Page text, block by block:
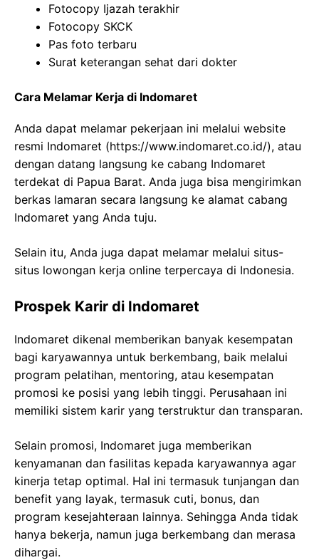
Fotocopy Ijazah terakhir
Fotocopy SKCK
Pas foto terbaru
Surat keterangan sehat dari dokter
Cara Melamar Kerja di Indomaret
Anda dapat melamar pekerjaan ini melalui website
resmi Indomaret (https://www.indomaret.co.id/), atau
dengan datang langsung ke cabang Indomaret
terdekat di Papua Barat. Anda juga bisa mengirimkan
berkas lamaran secara langsung ke alamat cabang
Indomaret yang Anda tuju.
Selain itu, Anda juga dapat melamar melalui situs-
situs lowongan kerja online terpercaya di Indonesia.
Prospek Karir di Indomaret
Indomaret dikenal memberikan banyak kesempatan
bagi karyawannya untuk berkembang, baik melalui
program pelatihan, mentoring, atau kesempatan
promosi ke posisi yang lebih tinggi. Perusahaan ini
memiliki sistem karir yang terstruktur dan transparan.
Selain promosi, Indomaret juga memberikan
kenyamanan dan fasilitas kepada karyawannya agar
kinerja tetap optimal. Hal ini termasuk tunjangan dan
benefit yang layak, termasuk cuti, bonus, dan
program kesejahteraan lainnya. Sehingga Anda tidak
hanya bekerja, namun juga berkembang dan merasa
dihargai.